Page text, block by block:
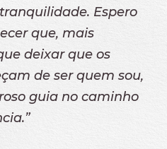
Espero
que, mais
deixar que os
de ser quem sou,
guia no caminho